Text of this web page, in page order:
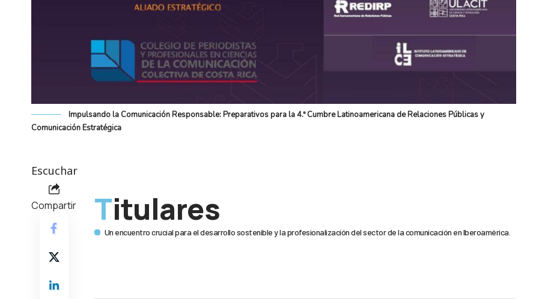
Impulsando la Comunicación Responsable: Preparativos para la 4.ª Cumbre Latinoamericana de Relaciones Públicas y
Comunicación Estratégica
Escuchar
Compartir Titulares
Un encuentro crucial para el desarrollo sostenible y la profesionalización del sector de la comunicación en Iberoamérica.